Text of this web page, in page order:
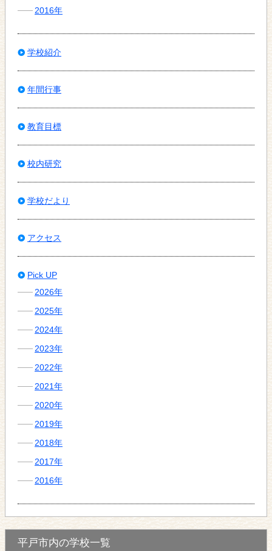
2016年
学校紹介
年間行事
教育目標
校内研究
学校だより
アクセス
Pick UP
2026年
2025年
2024年
2023年
2022年
2021年
2020年
2019年
2018年
2017年
2016年
平戸市内の学校一覧